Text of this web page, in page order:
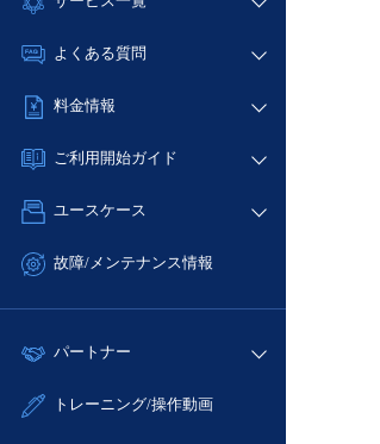
データ利活用
ネットワーク
IoT
サポート
管理機能
よくある質問
データ利活用
ネットワーク
IoT
サポート
管理機能
すべてのメニューを見る
料金情報
料金シミュレーター
クラウド/サーバー
ネットワーク
サポート
すべてのメニューを見る
ご利用開始ガイド
■ 管理機能
- 初期設定・確認
- ユーザー機能の管理
ユースケース
- バックアップ
- IoT
故障/メンテナンス情報
サービス稼働状況
故障/メンテナンス履歴
定期メンテナンス
パートナー
販売パートナー向けプログラム
トレーニング/操作動画